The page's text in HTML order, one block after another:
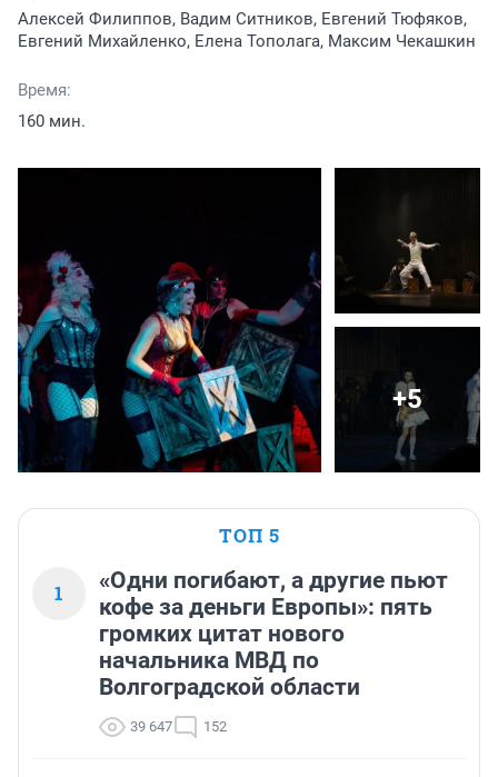
Алексей Филиппов, Вадим Ситников, Евгений Тюфяков,
Евгений Михайленко, Елена Тополага, Максим Чекашкин
Время:
160 мин.
+5
ТОП 5
1
«Одни погибают, а другие пьют
кофе за деньги Европы»: пять
громких цитат нового
начальника МВД по
Волгоградской области
39 647 152